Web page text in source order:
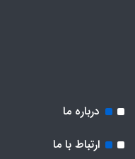
درباره ما
ارتباط با ما